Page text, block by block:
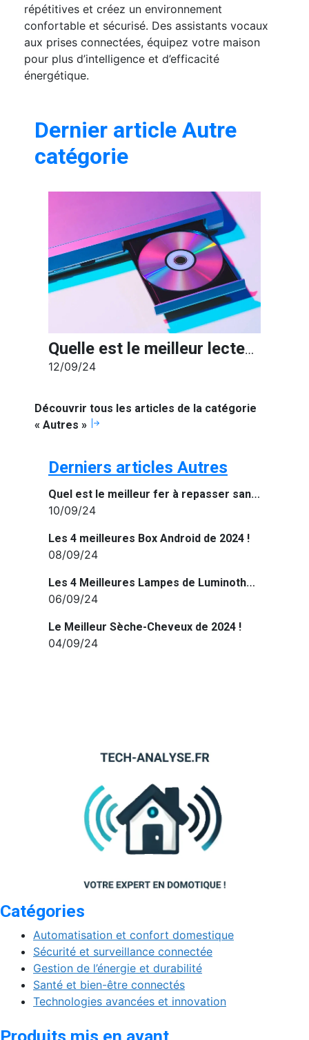
répétitives et créez un environnement
confortable et sécurisé. Des assistants vocaux
aux prises connectées, équipez votre maison
pour plus d’intelligence et d’efficacité
énergétique.
Dernier article Autre
catégorie
Quelle est le meilleur lecteur CD externe de 2024 ?
12/09/24
Découvrir tous les articles de la catégorie
« Autres »
Derniers articles Autres
Quel est le meilleur fer à repasser sans fil de 2024 ?
10/09/24
Les 4 meilleures Box Android de 2024 !
08/09/24
Les 4 Meilleures Lampes de Luminothérapie de 2024!
06/09/24
Le Meilleur Sèche-Cheveux de 2024 !
04/09/24
Catégories
Automatisation et confort domestique
Sécurité et surveillance connectée
Gestion de l’énergie et durabilité
Santé et bien-être connectés
Technologies avancées et innovation